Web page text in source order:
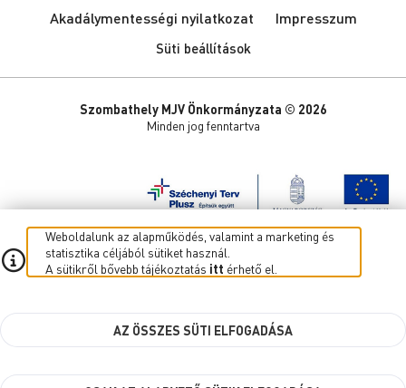
Akadálymentességi nyilatkozat
Impresszum
Süti beállítások
Szombathely MJV Önkormányzata © 2026
Minden jog fenntartva
Weboldalunk az alapműködés, valamint a marketing és
statisztika céljából sütiket használ.
A sütikről bővebb tájékoztatás itt érhető el.
AZ ÖSSZES SÜTI ELFOGADÁSA